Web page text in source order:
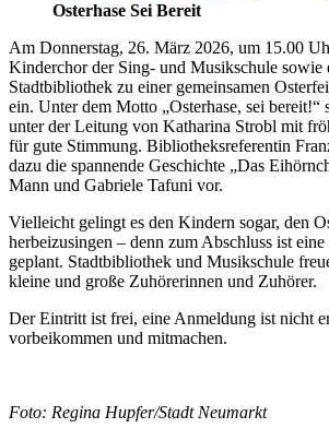
Osterhase Sei Bereit
Am Donnerstag, 26. März 2026, um 15.00
Kinderchor der Sing- und Musikschule sowie
Stadtbibliothek zu einer gemeinsamen
ein. Unter dem Motto „Osterhase, sei
unter der Leitung von Katharina Strobl mit
für gute Stimmung. Bibliotheksreferentin
dazu die spannende Geschichte „Das
Mann und Gabriele Tafuni vor.
Vielleicht gelingt es den Kindern sogar, den
herbeizusingen – denn zum Abschluss ist eine
geplant. Stadtbibliothek und Musikschule
kleine und große Zuhörerinnen und Zuhörer.
Der Eintritt ist frei, eine Anmeldung ist nicht
vorbeikommen und mitmachen.
Foto: Regina Hupfer/Stadt Neumarkt